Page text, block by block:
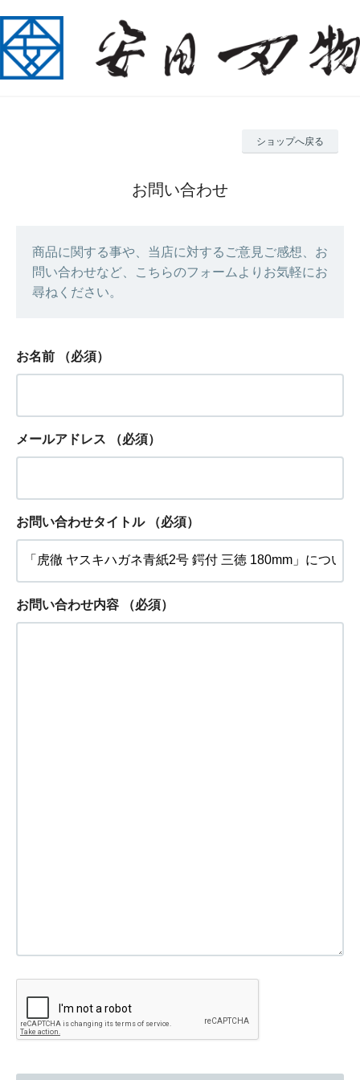
ショップへ戻る
お問い合わせ
商品に関する事や、当店に対するご意見ご感想、お
問い合わせなど、こちらのフォームよりお気軽にお
尋ねください。
お名前 （必須）
メールアドレス （必須）
お問い合わせタイトル （必須）
お問い合わせ内容 （必須）